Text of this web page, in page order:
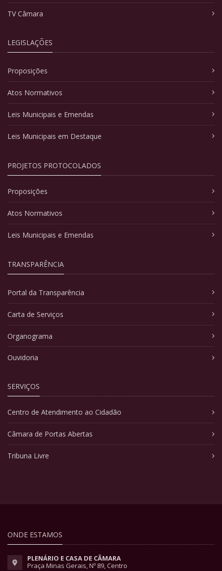
TV Câmara
LEGISLAÇÕES
Proposições
Atos Normativos
Leis Municipais e Emendas
Leis Municipais em Destaque
PROJETOS PROTOCOLADOS
Proposições
Atos Normativos
Leis Municipais e Emendas
TRANSPARÊNCIA
Portal da Transparência
Carta de Serviços
Organograma
Ouvidoria
SERVIÇOS
Centro de Atendimento ao Cidadão
Câmara de Portas Abertas
Tribuna Livre
ONDE ESTAMOS
PLENÁRIO E CASA DE CÂMARA
Praça Minas Gerais, Nº 89, Centro